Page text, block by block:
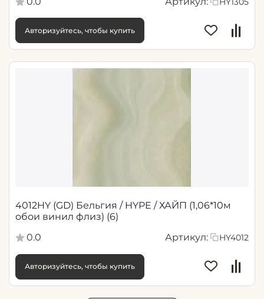
Авторизуйтесь, чтобы купить
4012HY (GD) Бельгия / HYPE / ХАЙП (1,06*10м
обои винил флиз) (6)
0.0
Артикул: HY4012
Авторизуйтесь, чтобы купить